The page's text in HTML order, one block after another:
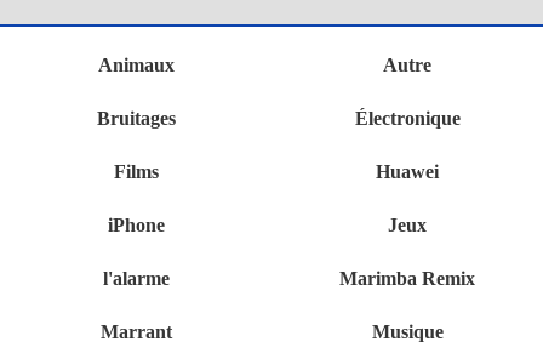
Animaux Autre
Bruitages Électronique
Films Huawei
iPhone Jeux
l'alarme Marimba Remix
Marrant Musique